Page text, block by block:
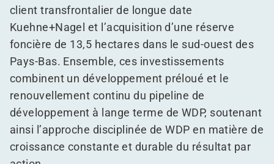
client transfrontalier de longue date
Kuehne+Nagel et l’acquisition d’une réserve
foncière de 13,5 hectares dans le sud-ouest des
Pays-Bas. Ensemble, ces investissements
combinent un développement préloué et le
renouvellement continu du pipeline de
développement à lange terme de WDP, soutenant
ainsi l’approche disciplinée de WDP en matière de
croissance constante et durable du résultat par